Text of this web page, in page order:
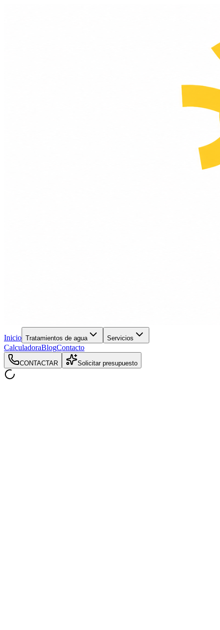
Inicio Tratamientos de agua Servicios
CalculadoraBlogContacto
CONTACTAR Solicitar presupuesto